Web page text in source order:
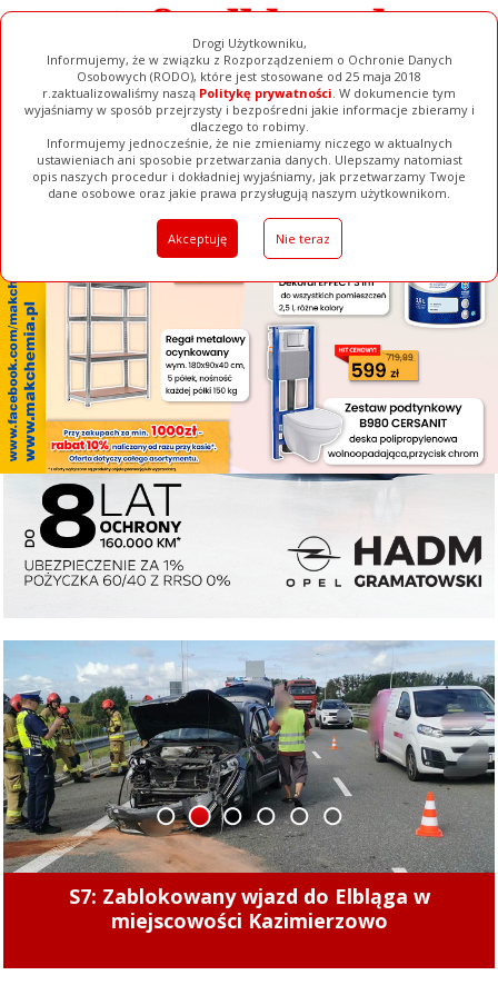
Drogi Użytkowniku,
Informujemy, że w związku z Rozporządzeniem o Ochronie Danych
Osobowych (RODO), które jest stosowane od 25 maja 2018
r.zaktualizowaliśmy naszą Politykę prywatności. W dokumencie tym
wyjaśniamy w sposób przejrzysty i bezpośredni jakie informacje zbieramy i
dlaczego to robimy.
Informujemy jednocześnie, że nie zmieniamy niczego w aktualnych
ustawieniach ani sposobie przetwarzania danych. Ulepszamy natomiast
opis naszych procedur i dokładniej wyjaśniamy, jak przetwarzamy Twoje
dane osobowe oraz jakie prawa przysługują naszym użytkownikom.
Akceptuję Nie teraz
[ ZAMKNIJ ]
Ogłoszenia Filmy Galerie Baza Firm Pełna Wersja
Na wodzie ponownie pojawią się Smocze
Łodzie
1 2 3 4 5 6